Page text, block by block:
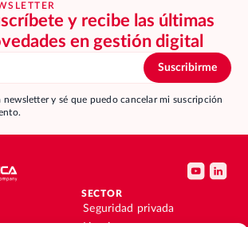
y recibe las últimas
en gestión digital
y sé que puedo cancelar mi suscripción
SECTOR
Seguridad privada